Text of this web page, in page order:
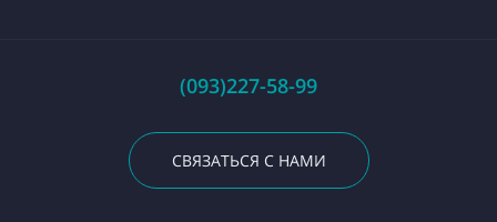
(093)227-58-99
СВЯЗАТЬСЯ С НАМИ